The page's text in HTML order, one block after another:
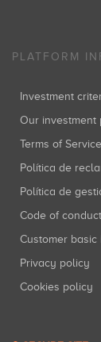
PLATFORM
Investment
Our
Terms of Service
Política de
Política de
Code of conduct
Customer
Privacy policy
Cookies policy